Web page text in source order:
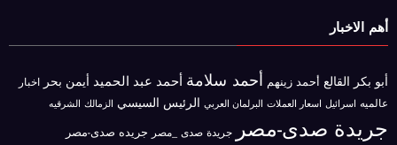
أهم الاخبار
أبو بكر القالع أحمد زينهم أحمد سلامة أحمد عبد الحميد أيمن بحر اخبار
عالميه اسرائيل اسعار العملات البرلمان العربي الرئيس السيسي الزمالك الشرقيه
جريدة صدى-مصر جريدة صدى _مصر جريده صدى-مصر